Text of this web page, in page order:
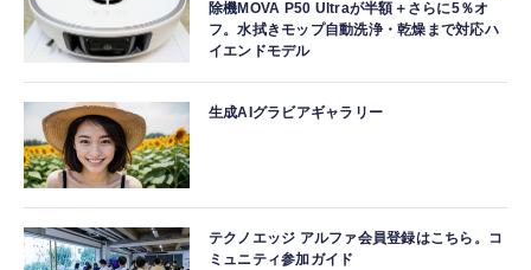
除機MOVA P50 Ultraが半額＋さらに5％オ
フ。水拭きモップ自動洗浄・乾燥まで対応ハ
イエンドモデル
生成AIグラビアギャラリー
テクノエッジ アルファ会員登録はこちら。コ
ミュニティ参加ガイド